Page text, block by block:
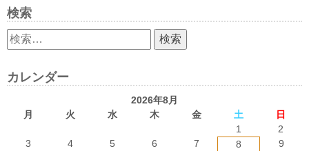
検索
検
索:
カレンダー
2026年8月
月
火 水 木 金 土
日
1
2
3
4 5 6 7 8
9